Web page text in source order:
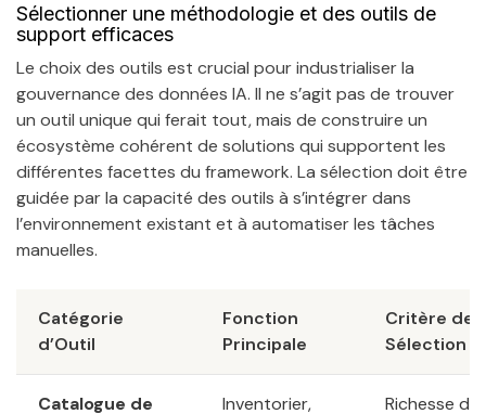
Sélectionner une méthodologie et des outils de
support efficaces
Le choix des outils est crucial pour industrialiser la
gouvernance des données IA. Il ne s’agit pas de trouver
un outil unique qui ferait tout, mais de construire un
écosystème cohérent de solutions qui supportent les
différentes facettes du framework. La sélection doit être
guidée par la capacité des outils à s’intégrer dans
l’environnement existant et à automatiser les tâches
manuelles.
Catégorie
d’Outil
Fonction
Principale
Critère de
Sélection
Catalogue de
Inventorier,
Richesse